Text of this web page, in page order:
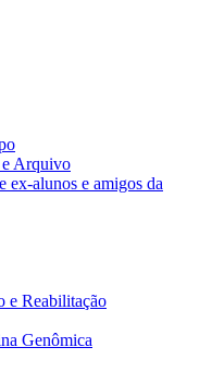
Arquivo
alunos e amigos da
e Reabilitação
Genômica